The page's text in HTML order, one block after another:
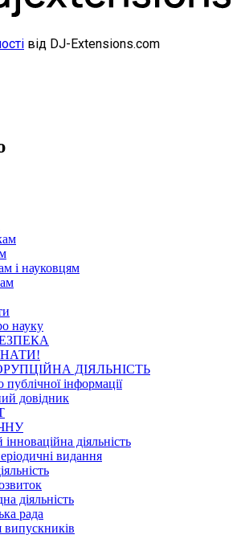
від DJ-Extensions.com
і науковцям
науку
ДІЯЛЬНІСТЬ
публічної інформації
довідник
діяльність
видання
діяльність
рада
випускників